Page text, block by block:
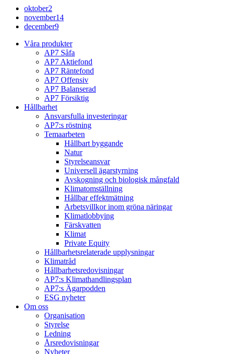
oktober2
november14
december9
Våra produkter
AP7 Såfa
AP7 Aktiefond
AP7 Räntefond
AP7 Offensiv
AP7 Balanserad
AP7 Försiktig
Hållbarhet
Ansvarsfulla investeringar
AP7:s röstning
Temaarbeten
Hållbart byggande
Natur
Styrelseansvar
Universell ägarstyrning
Avskogning och biologisk mångfald
Klimatomställning
Hållbar effektmätning
Arbetsvillkor inom gröna näringar
Klimatlobbying
Färskvatten
Klimat
Private Equity
Hållbarhetsrelaterade upplysningar
Klimatråd
Hållbarhetsredovisningar
AP7:s Klimathandlingsplan
AP7:s Ägarpodden
ESG nyheter
Om oss
Organisation
Styrelse
Ledning
Årsredovisningar
Nyheter